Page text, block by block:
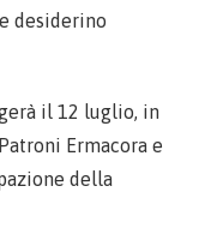
desiderino
il 12 luglio, in
Ermacora e
della